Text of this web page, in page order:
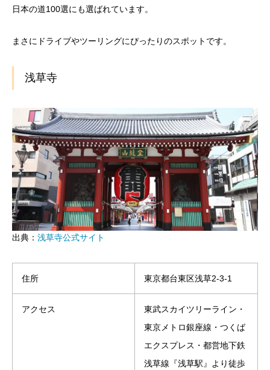
日本の道100選にも選ばれています。
まさにドライブやツーリングにぴったりのスポットです。
浅草寺
出典： 浅草寺公式サイト
住所 東京都台東区浅草2-3-1
アクセス
東武スカイツリーライン・
東京メトロ銀座線・つくば
エクスプレス・都営地下鉄
浅草線『浅草駅』より徒歩